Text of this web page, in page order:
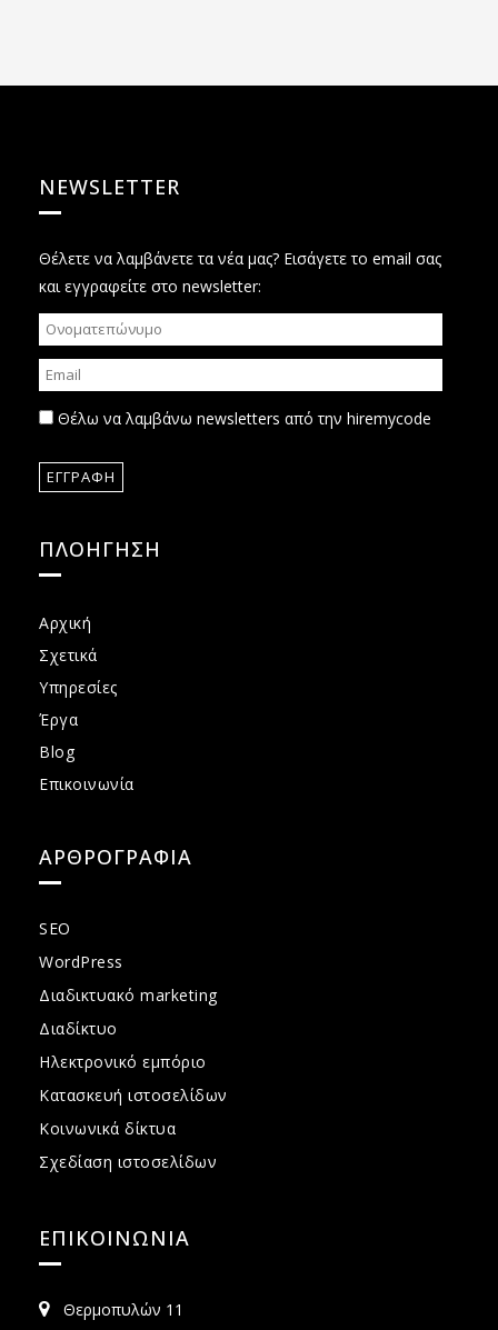
NEWSLETTER
Θέλετε να λαμβάνετε τα νέα μας? Εισάγετε το email σας
και εγγραφείτε στο newsletter:
Θέλω να λαμβάνω newsletters από την hiremycode
ΠΛΟΗΓΗΣΗ
Αρχική
Σχετικά
Υπηρεσίες
Έργα
Blog
Επικοινωνία
ΑΡΘΡΟΓΡΑΦΙΑ
SEO
WordPress
Διαδικτυακό marketing
Διαδίκτυο
Ηλεκτρονικό εμπόριο
Κατασκευή ιστοσελίδων
Κοινωνικά δίκτυα
Σχεδίαση ιστοσελίδων
ΕΠΙΚΟΙΝΩΝΙΑ
Θερμοπυλών 11